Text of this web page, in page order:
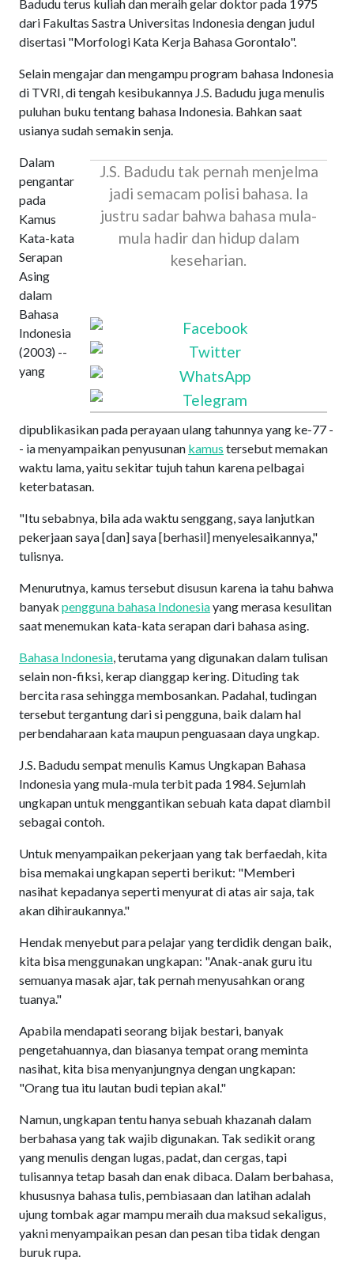
Badudu terus kuliah dan meraih gelar doktor pada 1975
dari Fakultas Sastra Universitas Indonesia dengan judul
disertasi "Morfologi Kata Kerja Bahasa Gorontalo".
Selain mengajar dan mengampu program bahasa Indonesia
di TVRI, di tengah kesibukannya J.S. Badudu juga menulis
puluhan buku tentang bahasa Indonesia. Bahkan saat
usianya sudah semakin senja.
J.S. Badudu tak pernah menjelma
jadi semacam polisi bahasa. Ia
justru sadar bahwa bahasa mula-
mula hadir dan hidup dalam
keseharian.
Dalam
pengantar
pada
Kamus
Kata-kata
Serapan
Asing
dalam
Bahasa
Indonesia
(2003) --
yang
dipublikasikan pada perayaan ulang tahunnya yang ke-77 -
- ia menyampaikan penyusunan kamus tersebut memakan
waktu lama, yaitu sekitar tujuh tahun karena pelbagai
keterbatasan.
"Itu sebabnya, bila ada waktu senggang, saya lanjutkan
pekerjaan saya [dan] saya [berhasil] menyelesaikannya,"
tulisnya.
Menurutnya, kamus tersebut disusun karena ia tahu bahwa
banyak pengguna bahasa Indonesiayang merasa kesulitan
saat menemukan kata-kata serapan dari bahasa asing.
Bahasa Indonesia, terutama yang digunakan dalam tulisan
selain non-fiksi, kerap dianggap kering. Dituding tak
bercita rasa sehingga membosankan. Padahal, tudingan
tersebut tergantung dari si pengguna, baik dalam hal
perbendaharaan kata maupun penguasaan daya ungkap.
J.S. Badudu sempat menulis Kamus Ungkapan Bahasa
Indonesia yang mula-mula terbit pada 1984. Sejumlah
ungkapan untuk menggantikan sebuah kata dapat diambil
sebagai contoh.
Untuk menyampaikan pekerjaan yang tak berfaedah, kita
bisa memakai ungkapan seperti berikut: "Memberi
nasihat kepadanya seperti menyurat di atas air saja, tak
akan dihiraukannya."
Hendak menyebut para pelajar yang terdidik dengan baik,
kita bisa menggunakan ungkapan: "Anak-anak guru itu
semuanya masak ajar, tak pernah menyusahkan orang
tuanya."
Apabila mendapati seorang bijak bestari, banyak
pengetahuannya, dan biasanya tempat orang meminta
nasihat, kita bisa menyanjungnya dengan ungkapan:
"Orang tua itu lautan budi tepian akal."
Namun, ungkapan tentu hanya sebuah khazanah dalam
berbahasa yang tak wajib digunakan. Tak sedikit orang
yang menulis dengan lugas, padat, dan cergas, tapi
tulisannya tetap basah dan enak dibaca. Dalam berbahasa,
khususnya bahasa tulis, pembiasaan dan latihan adalah
ujung tombak agar mampu meraih dua maksud sekaligus,
yakni menyampaikan pesan dan pesan tiba tidak dengan
buruk rupa.